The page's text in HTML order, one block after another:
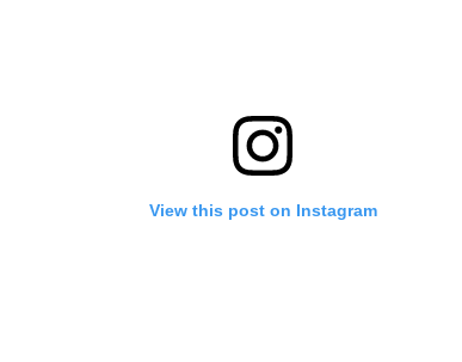
View this post on Instagram